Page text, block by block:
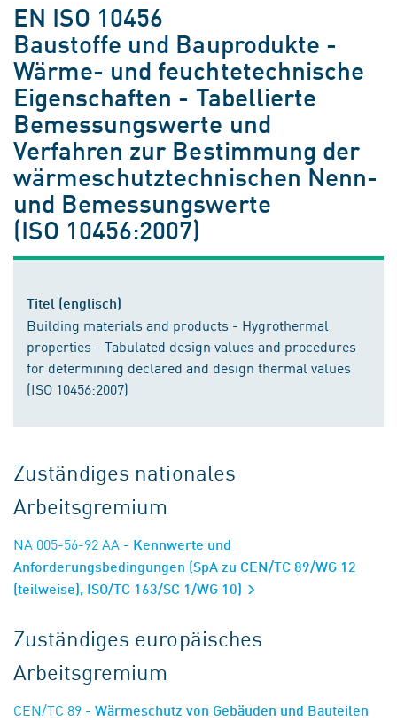
EN ISO 10456
Baustoffe und Bauprodukte -
Wärme- und feuchtetechnische
Eigenschaften - Tabellierte
Bemessungswerte und
Verfahren zur Bestimmung der
wärmeschutztechnischen Nenn-
und Bemessungswerte
(ISO 10456:2007)
Titel (englisch)
Building materials and products - Hygrothermal
properties - Tabulated design values and procedures
for determining declared and design thermal values
(ISO 10456:2007)
Zuständiges nationales
Arbeitsgremium
NA 005-56-92 AA - Kennwerte und
Anforderungsbedingungen (SpA zu CEN/TC 89/WG 12
(teilweise), ISO/TC 163/SC 1/WG 10)
Zuständiges europäisches
Arbeitsgremium
CEN/TC 89 - Wärmeschutz von Gebäuden und Bauteilen